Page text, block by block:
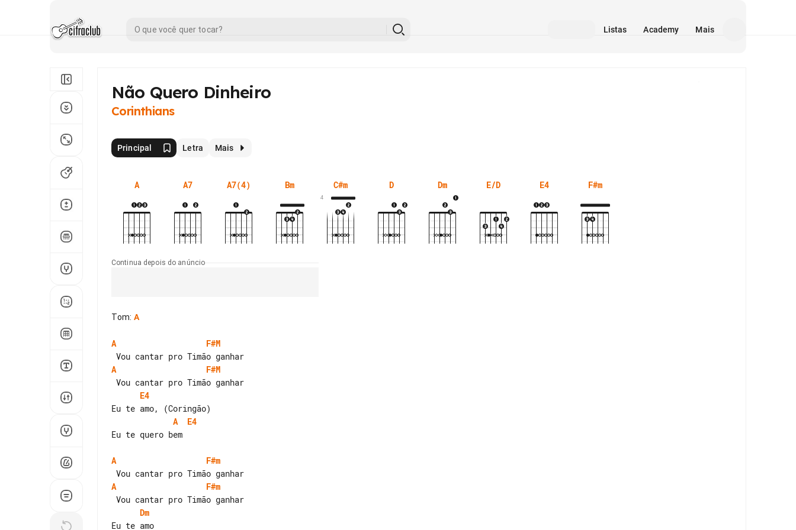
Listas Academy Mais
Não Quero Dinheiro
Corinthians
Principal Letra Mais
A A7 A7(4) Bm C#m
4
D Dm E/D E4 F#m
Continua depois do anúncio
Tom: A
A
F#M
A
F#M
E4
A
E4
Eu te quero bem
A
F#m
A
F#m
Dm
Eu te amo